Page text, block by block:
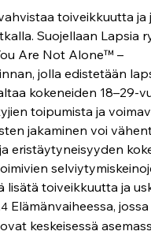
toiveikkuutta ja
Suojellaan Lapsia
Are Not Alone™ –
, jolla edistetään
kokeneiden 18–29-
toipumista ja
jakaminen voi
eristäytyneisyyden
lisätä toiveikkuutta ja
4 Elämänvaiheessa, jossa
keskeisessä